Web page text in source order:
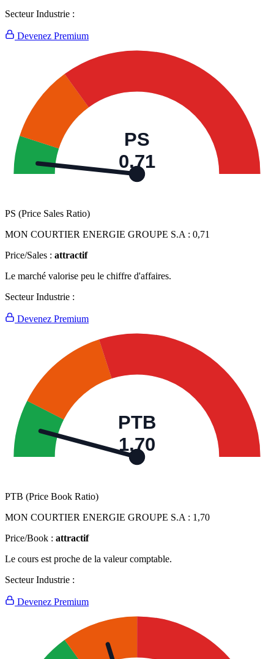
Secteur Industrie :
Devenez Premium
PS
0,71
PS (Price Sales Ratio)
MON COURTIER ENERGIE GROUPE S.A : 0,71
Price/Sales : attractif
Le marché valorise peu le chiffre d'affaires.
Secteur Industrie :
Devenez Premium
PTB
1,70
PTB (Price Book Ratio)
MON COURTIER ENERGIE GROUPE S.A : 1,70
Price/Book : attractif
Le cours est proche de la valeur comptable.
Secteur Industrie :
Devenez Premium